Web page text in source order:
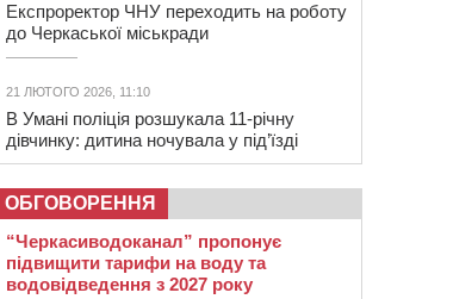
Експроректор ЧНУ переходить на роботу
до Черкаської міськради
21 ЛЮТОГО 2026, 11:10
В Умані поліція розшукала 11-річну
дівчинку: дитина ночувала у під’їзді
ОБГОВОРЕННЯ
“Черкасиводоканал” пропонує
підвищити тарифи на воду та
водовідведення з 2027 року